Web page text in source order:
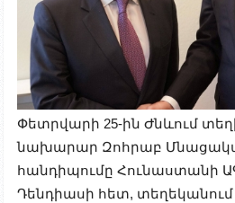
Փետրվարի 25-ին Ժնևում
նախարար Զոհրաբ
հանդիպումը Հունաստանի
Դենդիասի հետ, տեղեկանում